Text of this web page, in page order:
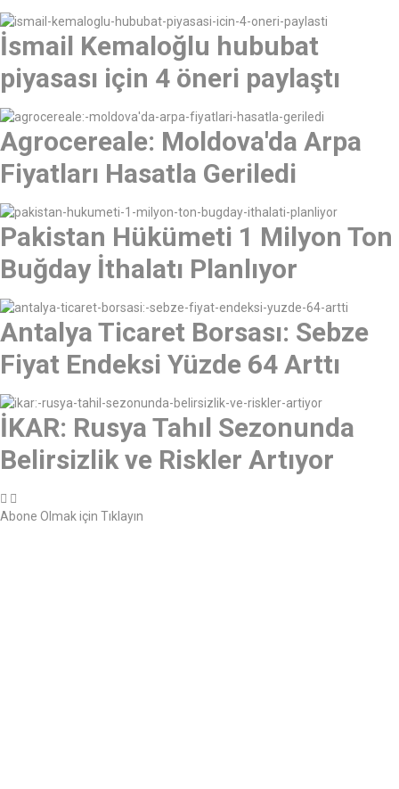
İsmail Kemaloğlu hububat
piyasası için 4 öneri paylaştı
Agrocereale: Moldova'da Arpa
Fiyatları Hasatla Geriledi
Pakistan Hükümeti 1 Milyon Ton
Buğday İthalatı Planlıyor
Antalya Ticaret Borsası: Sebze
Fiyat Endeksi Yüzde 64 Arttı
İKAR: Rusya Tahıl Sezonunda
Belirsizlik ve Riskler Artıyor
Abone Olmak için Tıklayın